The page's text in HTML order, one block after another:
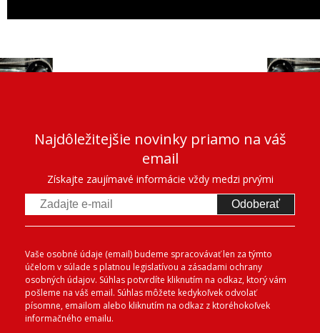
Najdôležitejšie novinky priamo na váš
email
Získajte zaujímavé informácie vždy medzi prvými
Odoberať
Vaše osobné údaje (email) budeme spracovávať len za týmto
účelom v súlade s platnou legislatívou a zásadami ochrany
osobných údajov. Súhlas potvrdíte kliknutím na odkaz, ktorý vám
pošleme na váš email. Súhlas môžete kedykoľvek odvolať
písomne, emailom alebo kliknutím na odkaz z ktoréhokoľvek
informačného emailu.